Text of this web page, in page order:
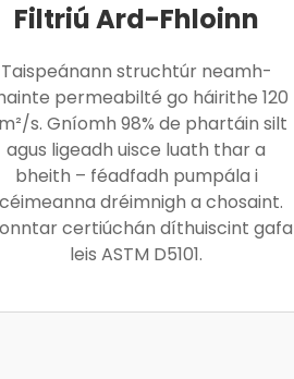
Filtriú Ard-Fhloinn
Taispeánann struchtúr neamh-
permeabilté go háirithe 120
s. Gníomh 98% de phartáin silt
agus ligeadh uisce luath thar a
bheith – féadfadh pumpála i
dréimnigh a chosaint.
certiúchán díthuiscint gafa
leis ASTM D5101.